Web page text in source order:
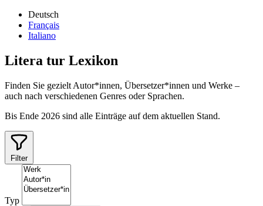
Deutsch
Français
Italiano
Litera tur Lexikon
Finden Sie gezielt Autor*innen, Übersetzer*innen und Werke –
auch nach verschiedenen Genres oder Sprachen.
Bis Ende 2026 sind alle Einträge auf dem aktuellen Stand.
Filter
Typ